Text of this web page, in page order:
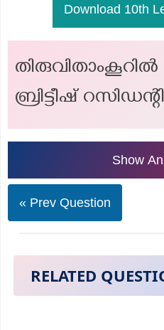
Download 10th
ബ്രിട്ടീഷ്
Show
« Prev Question
RELATED